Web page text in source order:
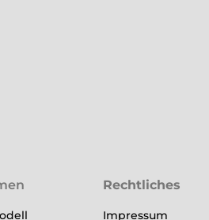
Rechtliches
Impressum